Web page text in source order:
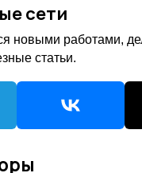
сети
новыми работами,
статьи.